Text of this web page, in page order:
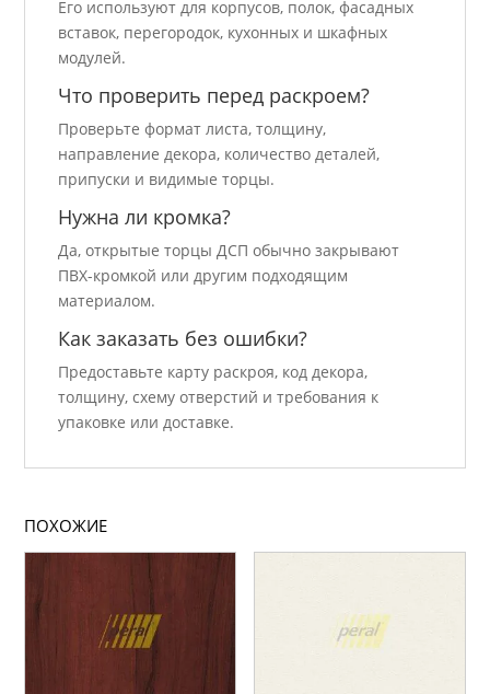
Его используют для корпусов, полок, фасадных
вставок, перегородок, кухонных и шкафных
модулей.
Что проверить перед раскроем?
Проверьте формат листа, толщину,
направление декора, количество деталей,
припуски и видимые торцы.
Нужна ли кромка?
Да, открытые торцы ДСП обычно закрывают
ПВХ-кромкой или другим подходящим
материалом.
Как заказать без ошибки?
Предоставьте карту раскроя, код декора,
толщину, схему отверстий и требования к
упаковке или доставке.
ПОХОЖИЕ